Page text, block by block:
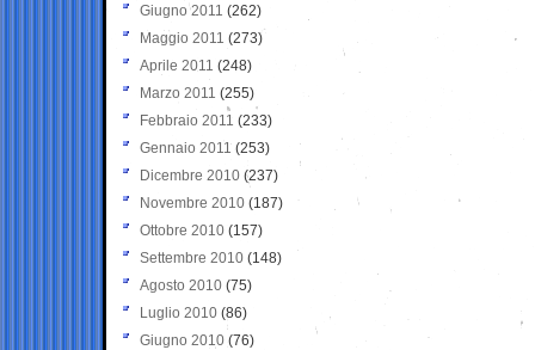
Giugno 2011 (262)
Maggio 2011 (273)
Aprile 2011 (248)
Marzo 2011 (255)
Febbraio 2011 (233)
Gennaio 2011 (253)
Dicembre 2010 (237)
Novembre 2010 (187)
Ottobre 2010 (157)
Settembre 2010 (148)
Agosto 2010 (75)
Luglio 2010 (86)
Giugno 2010 (76)